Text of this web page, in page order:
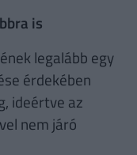
is
legalább egy
érdekében
ideértve az
nem járó